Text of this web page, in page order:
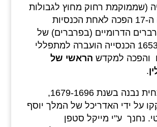
(שממוקמת רחוק מחוץ לגבולות
העיר,) במאה ה-17 הפכה לאחת הכנסיות
הדרומיים (בפרברים) של
העיר. בשנת 1653 הכנסייה הועברה למתפללי
והפכה למקדש הראשי של
.
הכנסייה הנוכחית נבנה בשנת 1679-1696,
על ידי האדריכל של המלך יוסף
נחנך ע"י מייקל סטפן